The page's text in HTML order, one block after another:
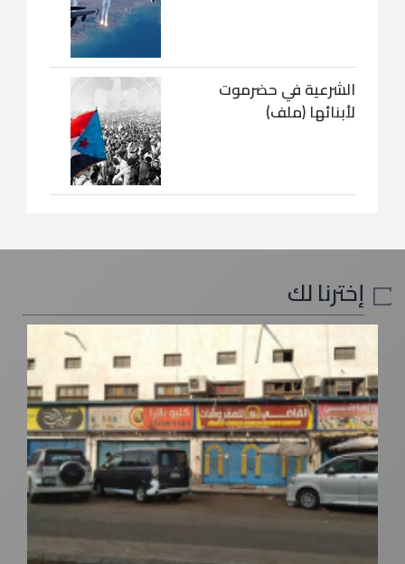
الشرعية في حضرموت
لأبنائها (ملف)
إخترنا لك